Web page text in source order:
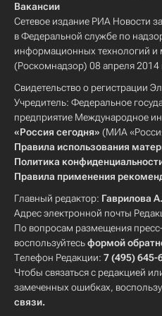
Вакансии
Сетевое издание РИА Новости
в Федеральной службе по
информационных технологий и
(Роскомнадзор) 08 апреля 2014
Свидетельство о регистрации
Учредитель: Федеральное
предприятие Международное
«Россия сегодня» (МИА
Правила использования
Политика
Правила применения
Главный редактор: Гаврилова
Адрес электронной почты
По вопросам размещения
воспользуйтесьформой
Телефон Редакции: 7 (495) 645-
Чтобы связаться с редакцией
замеченных ошибках,
связи.